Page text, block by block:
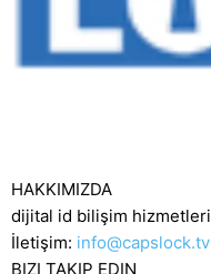
HAKKIMIZDA
dijital id bilişim hizmetleri
İletişim: info@capslock.tv
BIZI TAKIP EDIN